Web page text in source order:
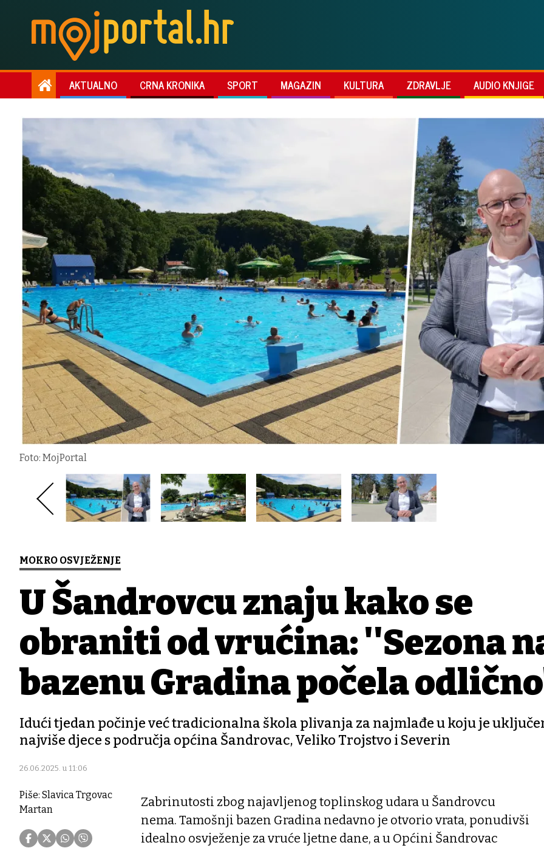
AKTUALNO CRNA KRONIKA SPORT MAGAZIN KULTURA ZDRAVLJE AUDIO KNJIGE
Foto: MojPortal
MOKRO OSVJEŽENJE
U Šandrovcu znaju kako se
obraniti od vrućina: ''Sezona
bazenu Gradina počela
Idući tjedan počinje već tradicionalna škola plivanja za najmlađe u koju je
najviše djece s područja općina Šandrovac, Veliko Trojstvo i Severin
26.06.2025. u 11:06
Piše: Slavica Trgovac
Martan
Zabrinutosti zbog najavljenog toplinskog udara u Šandrovcu
nema. Tamošnji bazen Gradina nedavno je otvorio vrata, ponudivši
idealno osvježenje za vruće ljetne dane, a u Općini Šandrovac